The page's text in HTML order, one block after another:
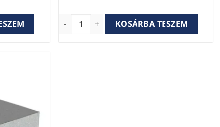
2430 Ft.
falazóelem 600×200×375 mm mennyiség2990 Ft. 2855 Ft.
VIABLOKK D300/50 NF+GT mennyiség
KOSÁRBA TESZEM